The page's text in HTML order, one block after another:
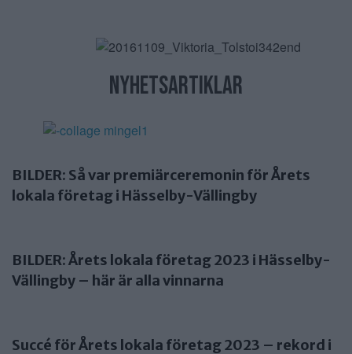
nyhetsartiklar
BILDER: Så var premiärceremonin för Årets
lokala företag i Hässelby-Vällingby
BILDER: Årets lokala företag 2023 i Hässelby-
Vällingby – här är alla vinnarna
Succé för Årets lokala företag 2023 – rekord i